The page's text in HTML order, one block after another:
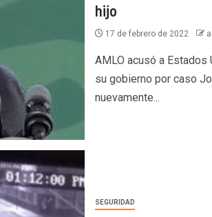
hijo
17 de febrero de 2022
AMLO acusó a Estados
su gobierno por caso
nuevamente...
SEGURIDAD